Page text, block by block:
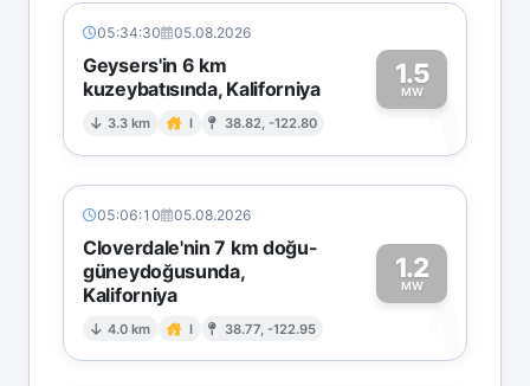
05:34:30 05.08.2026
Geysers'in 6 km
kuzeybatısında, Kaliforniya
3.3 km I 38.82, -122.80
1.5
MW1
05:06:10 05.08.2026
Cloverdale'nin 7 km doğu-
güneydoğusunda,
Kaliforniya
4.0 km I 38.77, -122.95
1.2
MW
1